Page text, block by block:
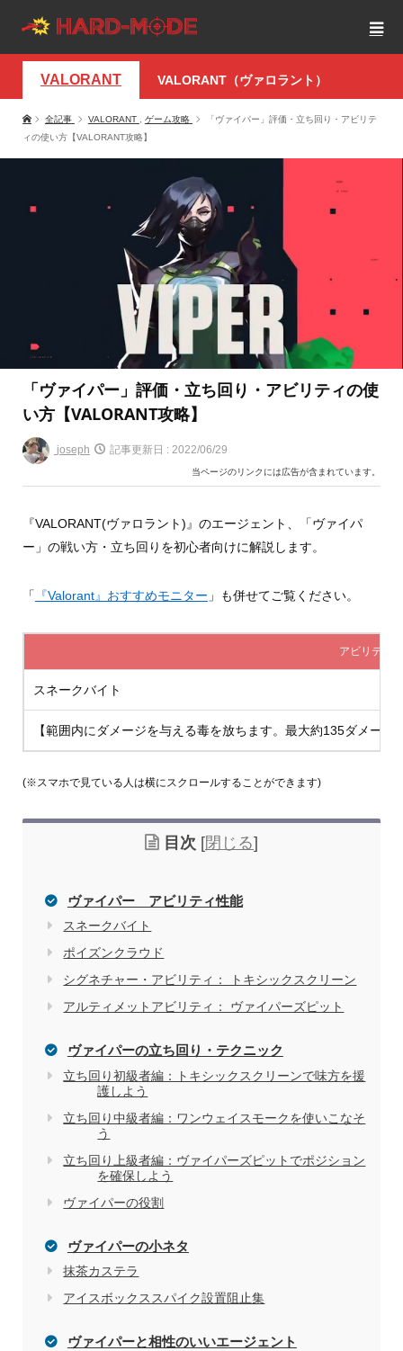
VALORANT VALORANT（ヴァロラント）
全記事 VALORANT ゲーム攻略
「ヴァイパー」評価・立ち回り・アビリテ
ィの使い方【VALORANT攻略】
「ヴァイパー」評価・立ち回り・アビリティの使
い方【VALORANT攻略】
joseph 記事更新日 : 2022/06/29
当ページのリンクには広告が含まれています。
『VALORANT(ヴァロラント)』のエージェント、「ヴァイパ
ー」の戦い方・立ち回りを初心者向けに解説します。
「 『Valorant』おすすめモニター 」も併せてご覧ください。
アビリティ1
スネークバイト
【範囲内にダメージを与える毒を放ちます。最大約135ダメー
(※スマホで見ている人は横にスクロールすることができます)
目次 [閉じる]
ヴァイパー アビリティ性能
スネークバイト
ポイズンクラウド
シグネチャー・アビリティ： トキシックスクリーン
アルティメットアビリティ： ヴァイパーズピット
ヴァイパーの立ち回り・テクニック
立ち回り初級者編：トキシックスクリーンで味方を援
護しよう
立ち回り中級者編：ワンウェイスモークを使いこなそ
う
立ち回り上級者編：ヴァイパーズピットでポジション
を確保しよう
ヴァイパーの役割
ヴァイパーの小ネタ
抹茶カステラ
アイスボックススパイク設置阻止集
ヴァイパーと相性のいいエージェント